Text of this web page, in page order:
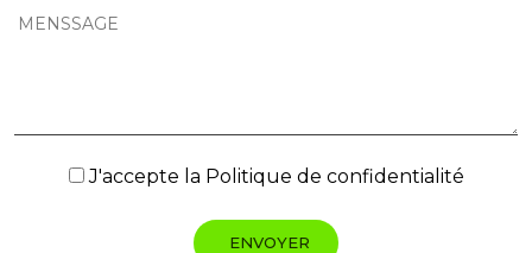
J'accepte la Politique de confidentialité